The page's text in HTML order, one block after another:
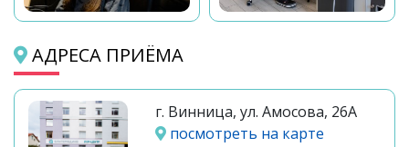
АДРЕСА ПРИЁМА
г. Винница, ул. Амосова, 26А
посмотреть на карте